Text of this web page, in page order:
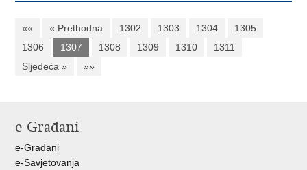
«« « Prethodna 1302 1303 1304
1305
1306
1307 1308 1309 1310
1311
Sljedeća »
»»
e-Građani
e-Građani
e-Savjetovanja